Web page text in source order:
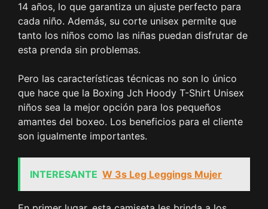
14 años, lo que garantiza un ajuste perfecto para
cada niño. Además, su corte unisex permite que
tanto los niños como las niñas puedan disfrutar de
esta prenda sin problemas.
Pero las características técnicas no son lo único
que hace que la Boxing Jch Hoody T-Shirt Unisex
niños sea la mejor opción para los pequeños
amantes del boxeo. Los beneficios para el cliente
son igualmente importantes.
INTERESANTE W 3s Leg Leggings Mujer